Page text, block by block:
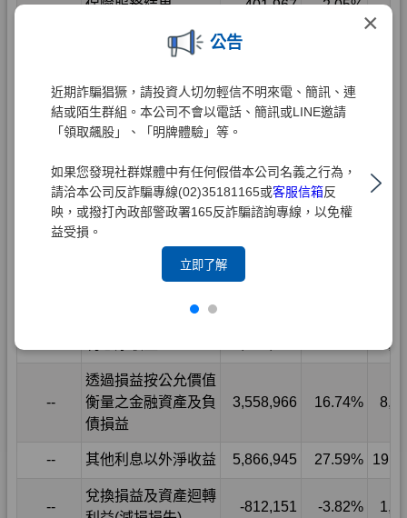
×
公告
近期詐騙猖獗，請投資人切勿輕信不明來電、簡訊、連
結或陌生群組。本公司不會以電話、簡訊或LINE邀請
「領取飆股」、「明牌體驗」等。
如果您發現社群媒體中有任何假借本公司名義之行為，
請洽本公司反詐騙專線(02)35181165或客服信箱反
映，或撥打內政部警政署165反詐騙諮詢專線，以免權
益受損。
立即了解